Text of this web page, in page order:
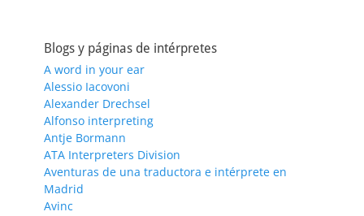
Blogs y páginas de intérpretes
A word in your ear
Alessio Iacovoni
Alexander Drechsel
Alfonso interpreting
Antje Bormann
ATA Interpreters Division
Aventuras de una traductora e intérprete en
Madrid
Avinc